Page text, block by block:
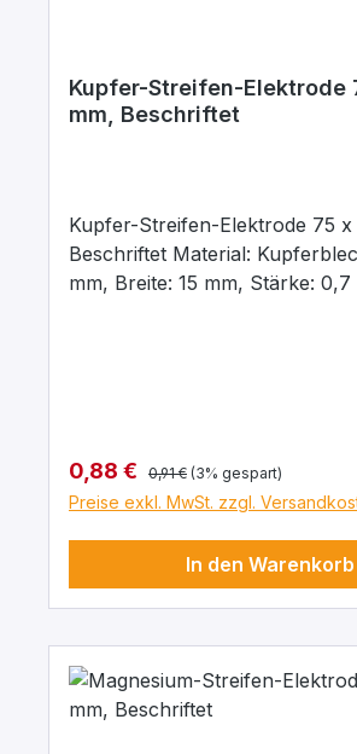
Kupfer-Streifen-Elektrode
mm, Beschriftet
Kupfer-Streifen-Elektrode 75 x
Beschriftet Material:
mm, Breite: 15 mm, Stärke: 0,7
Verkaufspreis:
0,88 € Regulärer Preis:
0,91 € (3% gespart)
Preise exkl. MwSt. zzgl.
In den Warenkorb